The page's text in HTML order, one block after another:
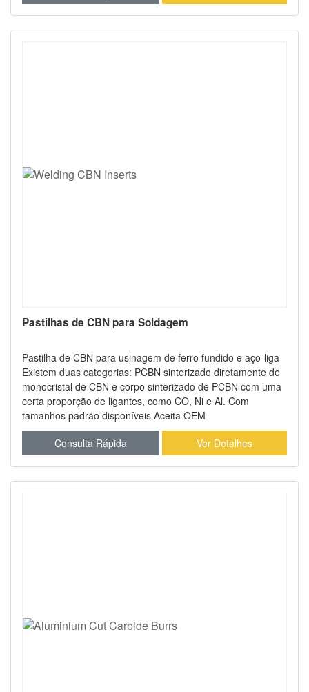
Pastilhas de CBN para Soldagem
Pastilha de CBN para usinagem de ferro fundido e aço-liga
Existem duas categorias: PCBN sinterizado diretamente de
monocristal de CBN e corpo sinterizado de PCBN com uma
certa proporção de ligantes, como CO, Ni e Al. Com
tamanhos padrão disponíveis Aceita OEM
Consulta Rápida Ver Detalhes